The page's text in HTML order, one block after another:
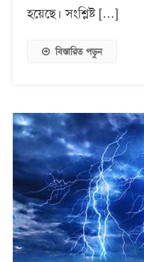
হয়েছে। সংশ্লিষ্ট […]
বিস্তারিত পড়ুন